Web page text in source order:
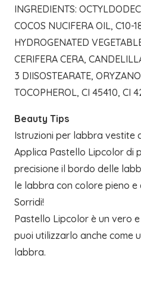
INGREDIENTS:
COCOS NUCIFERA OIL, C10-
HYDROGENATED
CERIFERA CERA,
3 DIISOSTEARATE,
TOCOPHEROL, CI 45410, CI
Beauty Tips
Istruzioni per labbra vestite
Applica Pastello Lipcolor di
precisione il bordo delle
le labbra con colore pieno e
Sorridi!
Pastello Lipcolor è un vero
puoi utilizzarlo anche come
labbra.